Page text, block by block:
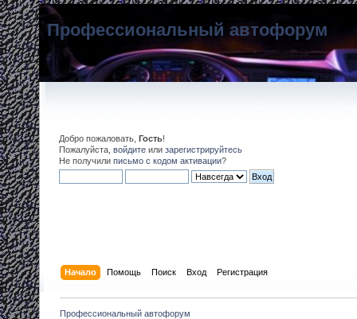
Профессиональный автофорум
Добро пожаловать, Гость!
Пожалуйста, войдите или зарегистрируйтесь
Не получили письмо с кодом активации?
Начало Помощь Поиск Вход Регистрация
Профессиональный автофорум